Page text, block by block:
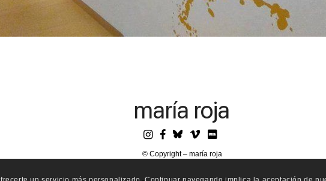
maría roja
© Copyright – maría roja